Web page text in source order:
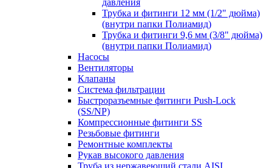
давления
Трубка и фитинги 12 мм (1/2" дюйма)
(внутри папки Полиамид)
Трубка и фитинги 9,6 мм (3/8" дюйма)
(внутри папки Полиамид)
Насосы
Вентиляторы
Клапаны
Система фильтрации
Быстроразъемные фитинги Push-Lock
(SS/NP)
Компрессионные фитинги SS
Резьбовые фитинги
Ремонтные комплекты
Рукав высокого давления
Труба из нержавеющий стали AISI